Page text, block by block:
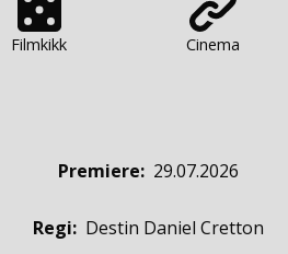
Filmkikk Cinema
Premiere: 29.07.2026
Regi: Destin Daniel Cretton